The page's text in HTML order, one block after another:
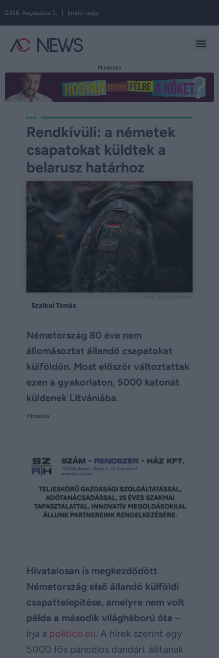
2026. Augusztus 9. | Emőd napja
Hirdetés
Rendkívüli: a németek
csapatokat küldtek a
belarusz határhoz
Szalkai Tamás
Németország 80 éve nem
állomásoztat állandó csapatokat
külföldön. Most először változtattak
ezen a gyakorlaton, 5000 katonát
küldenek Litvániába.
Hirdetés
Hivatalosan is megkezdődött
Németország első állandó külföldi
csapattelepítése, amelyre nem volt
példa a második világháború óta –
írja a politico.eu. A hírek szerint egy
5000 fős páncélos dandárt állítanak